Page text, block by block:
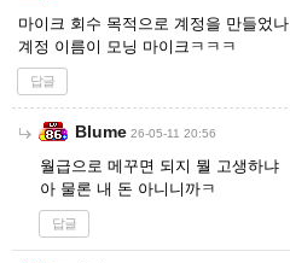
마이크 회수 목적으로 계정을 만들었나
계정 이름이 모닝 마이크ㅋㅋㅋ
답글
Blume 26-05-11 20:56
월급으로 메꾸면 되지 뭘 고생하냐
아 물론 내 돈 아니니까ㅋ
답글